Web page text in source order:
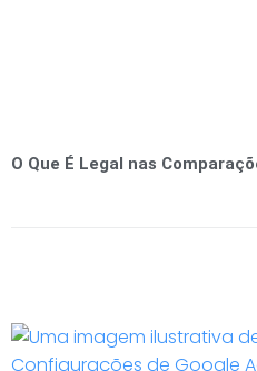
O Que É Legal nas